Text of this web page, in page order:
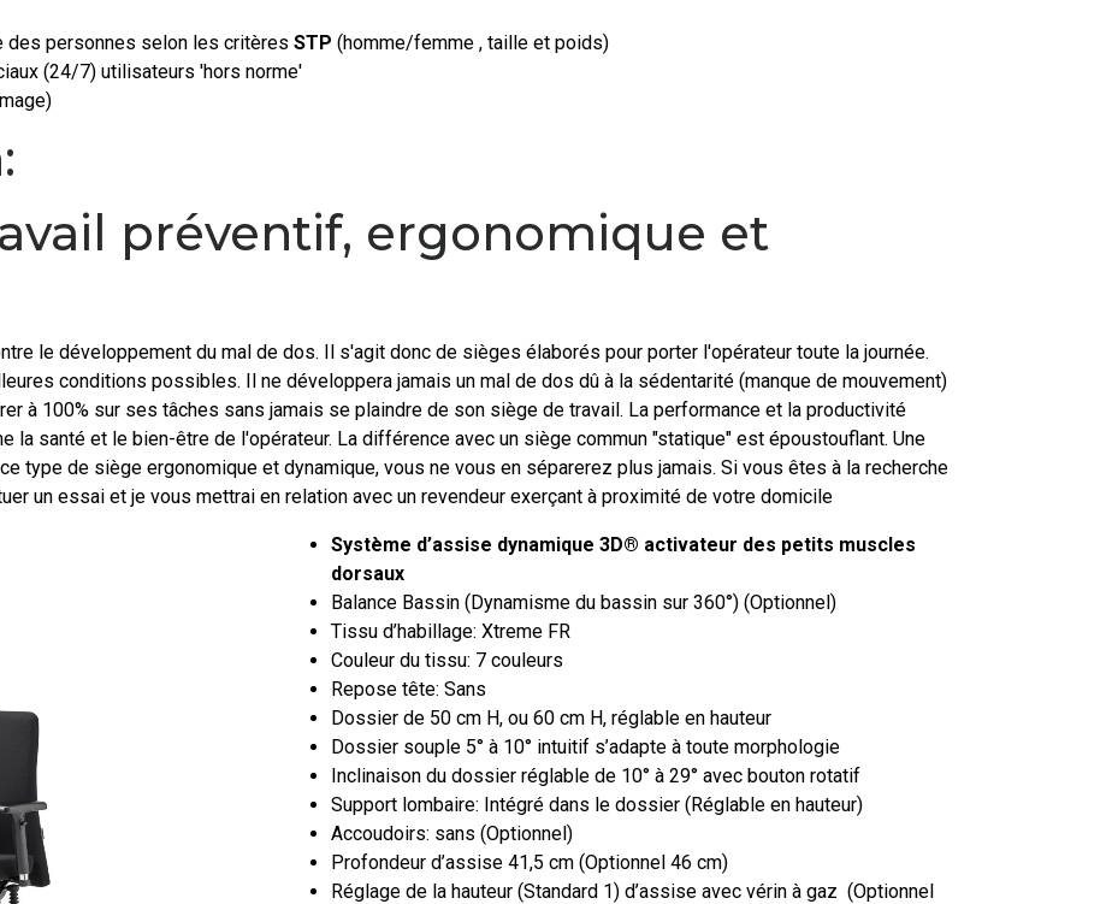
des personnes selon les critères STP (homme/femme , taille et poids)
(24/7) utilisateurs 'hors norme'
préventif, ergonomique et
le développement du mal de dos. Il s'agit donc de sièges élaborés pour porter l'opérateur toute la journée.
conditions possibles. Il ne développera jamais un mal de dos dû à la sédentarité (manque de mouvement)
à 100% sur ses tâches sans jamais se plaindre de son siège de travail. La performance et la productivité
la santé et le bien-être de l'opérateur. La différence avec un siège commun "statique" est époustouflant. Une
type de siège ergonomique et dynamique, vous ne vous en séparerez plus jamais. Si vous êtes à la recherche
un essai et je vous mettrai en relation avec un revendeur exerçant à proximité de votre domicile
Système d’assise dynamique 3D® activateur des petits muscles
dorsaux
Balance Bassin (Dynamisme du bassin sur 360°) (Optionnel)
Tissu d’habillage: Xtreme FR
Couleur du tissu: 7 couleurs
Repose tête: Sans
Dossier de 50 cm H, ou 60 cm H, réglable en hauteur
Dossier souple 5° à 10° intuitif s’adapte à toute morphologie
Inclinaison du dossier réglable de 10° à 29° avec bouton rotatif
Support lombaire: Intégré dans le dossier (Réglable en hauteur)
Accoudoirs: sans (Optionnel)
Profondeur d’assise 41,5 cm (Optionnel 46 cm)
Réglage de la hauteur (Standard 1) d’assise avec vérin à gaz (Optionnel